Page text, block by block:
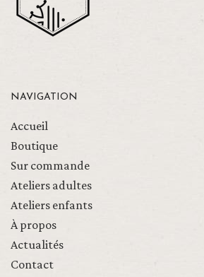
NAVIGATION
Accueil
Boutique
Sur commande
Ateliers adultes
Ateliers enfants
À propos
Actualités
Contact